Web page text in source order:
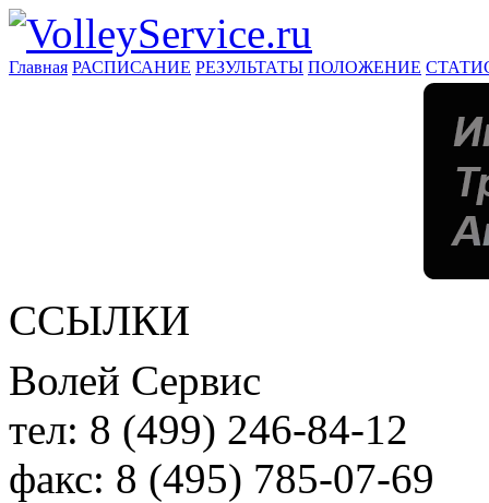
Главная РАСПИСАНИЕ РЕЗУЛЬТАТЫ ПОЛОЖЕНИЕ
ССЫЛКИ
Волей Сервис
тел: 8 (499) 246-84-12
факс: 8 (495) 785-07-69